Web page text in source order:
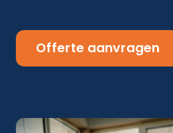
Offerte aanvragen